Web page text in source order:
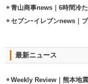
最新ニュース